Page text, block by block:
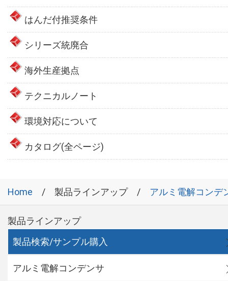
はんだ付推奨条件
シリーズ統廃合
海外生産拠点
テクニカルノート
環境対応について
カタログ(全ページ)
Home 製品ラインアップ アルミ電解コンデ
製品ラインアップ
製品検索/サンプル購入
アルミ電解コンデンサ